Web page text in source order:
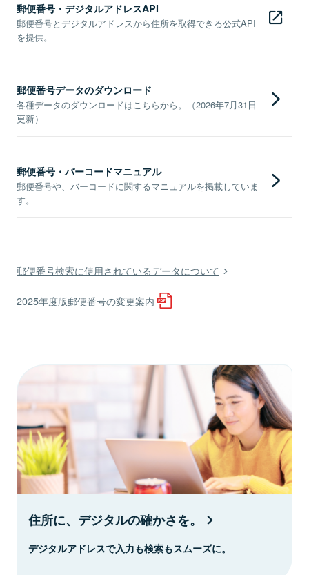
郵便番号・デジタルアドレスAPI
郵便番号とデジタルアドレスから住所を取得できる公式API
を提供。
郵便番号データのダウンロード
各種データのダウンロードはこちらから。（2026年7月31日
更新）
郵便番号・バーコードマニュアル
郵便番号や、バーコードに関するマニュアルを掲載していま
す。
郵便番号検索に使用されているデータについて
2025年度版郵便番号の変更案内
住所に、デジタルの確かさを。
デジタルアドレスで入力も検索もスムーズに。